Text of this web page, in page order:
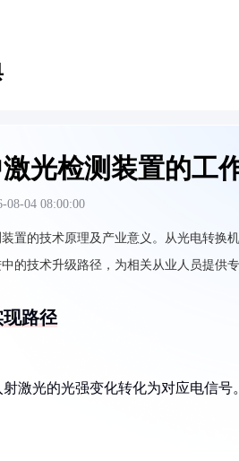
光检测装置的工
08-04 08:00:00
置的技术原理及产业意义。从光电转换
的技术升级路径，为相关从业人员提供专
路径
激光的光强变化转化为对应电信